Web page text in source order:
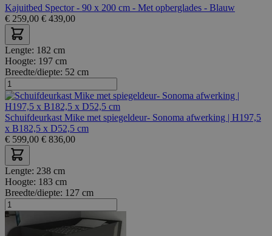
Kajuitbed Spector - 90 x 200 cm - Met opberglades - Blauw
€ 259,00 € 439,00
Lengte: 182 cm
Hoogte: 197 cm
Breedte/diepte: 52 cm
Schuifdeurkast Mike met spiegeldeur- Sonoma afwerking | H197,5
x B182,5 x D52,5 cm
€ 599,00 € 836,00
Lengte: 238 cm
Hoogte: 183 cm
Breedte/diepte: 127 cm